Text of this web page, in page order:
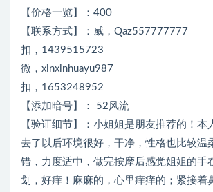
【价格一览】：400
【联系方式】：威，Qaz557777777
扣，1439515723
微，xinxinhuayu987
扣，1653248952
【添加暗号】： 52风流
【验证细节】：小姐姐是朋友推荐的！本
去了以后环境很好，干净，性格也比较温
错，力度适中，做完按摩后感觉姐姐的手
划，好痒！麻麻的，心里痒痒的；紧接着